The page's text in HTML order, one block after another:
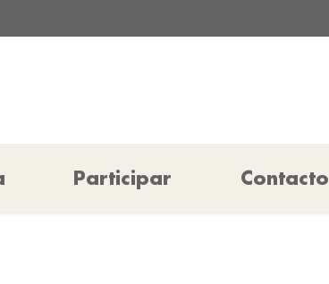
Participar Contacto